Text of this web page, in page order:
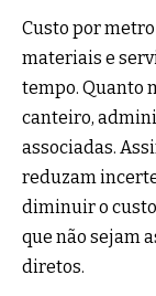
Custo por
materiais e
tempo. Quanto
canteiro,
associadas.
reduzam
diminuir o
que não sejam
diretos.